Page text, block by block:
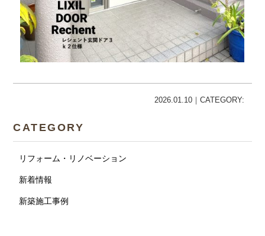
2026.01.10｜CATEGORY:
CATEGORY
リフォーム・リノベーション
新着情報
新築施工事例